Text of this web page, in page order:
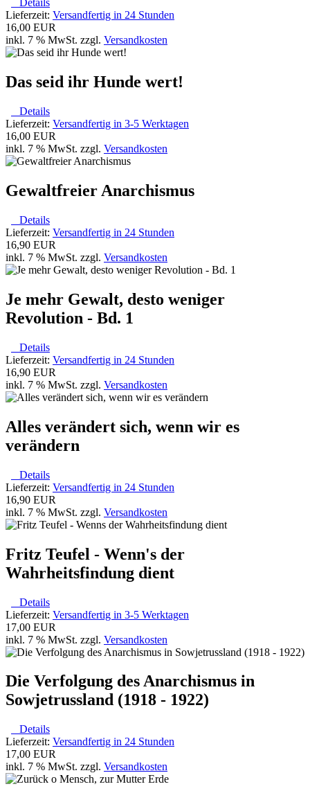
Details
Lieferzeit: Versandfertig in 24 Stunden
16,00 EUR
inkl. 7 % MwSt. zzgl. Versandkosten
Das seid ihr Hunde wert!
Details
Lieferzeit: Versandfertig in 3-5 Werktagen
16,00 EUR
inkl. 7 % MwSt. zzgl. Versandkosten
Gewaltfreier Anarchismus
Details
Lieferzeit: Versandfertig in 24 Stunden
16,90 EUR
inkl. 7 % MwSt. zzgl. Versandkosten
Je mehr Gewalt, desto weniger
Revolution - Bd. 1
Details
Lieferzeit: Versandfertig in 24 Stunden
16,90 EUR
inkl. 7 % MwSt. zzgl. Versandkosten
Alles verändert sich, wenn wir es
verändern
Details
Lieferzeit: Versandfertig in 24 Stunden
16,90 EUR
inkl. 7 % MwSt. zzgl. Versandkosten
Fritz Teufel - Wenn's der
Wahrheitsfindung dient
Details
Lieferzeit: Versandfertig in 3-5 Werktagen
17,00 EUR
inkl. 7 % MwSt. zzgl. Versandkosten
Die Verfolgung des Anarchismus in
Sowjetrussland (1918 - 1922)
Details
Lieferzeit: Versandfertig in 24 Stunden
17,00 EUR
inkl. 7 % MwSt. zzgl. Versandkosten